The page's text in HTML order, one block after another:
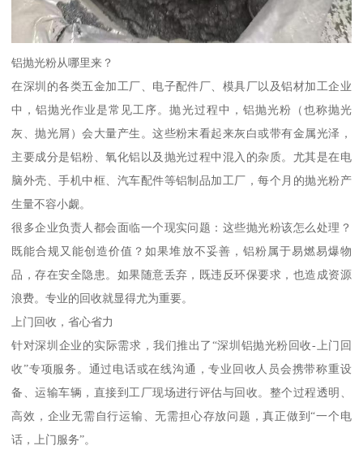
铝抛光粉从哪里来？
在深圳的各类五金加工厂、电子配件厂、模具厂以及铝材加工企业
中，铝抛光作业是常见工序。抛光过程中，铝抛光粉（也称抛光
灰、抛光屑）会大量产生。这些粉末看起来灰白或带有金属光泽，
主要成分是铝粉、氧化铝以及抛光过程中混入的杂质。尤其是在电
脑外壳、手机中框、汽车配件等铝制品加工厂，每个月的抛光粉产
生量不容小觑。
很多企业负责人都会面临一个现实问题：这些抛光粉该怎么处理？
既能合规又能创造价值？如果堆放不妥善，铝粉属于易燃易爆物
品，存在安全隐患。如果随意丢弃，既违反环保要求，也造成资源
浪费。专业的回收就显得尤为重要。
上门回收，省心省力
针对深圳企业的实际需求，我们推出了“深圳铝抛光粉回收-上门回
收”专项服务。通过电话或在线沟通，专业回收人员会携带称重设
备、运输车辆，直接到工厂现场进行评估与回收。整个过程透明、
高效，企业无需自行运输、无需担心存放问题，真正做到“一个电
话，上门服务”。